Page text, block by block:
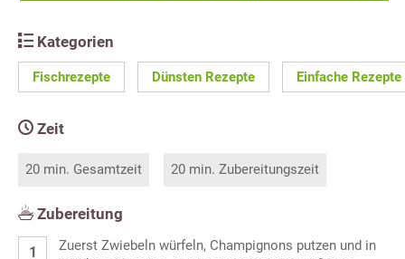
Kategorien
Fischrezepte Dünsten Rezepte Einfache Rezepte
Zeit
20 min. Gesamtzeit 20 min. Zubereitungszeit
Zubereitung
Zuerst Zwiebeln würfeln, Champignons putzen und in